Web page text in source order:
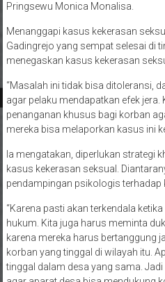
Pringsewu Monica Monalisa.
Menanggapi kasus kekerasan
Gadingrejo yang sempat selesai di
menegaskan kasus kekerasan
“Masalah ini tidak bisa ditoleransi,
agar pelaku mendapatkan efek
penanganan khusus bagi korban
mereka bisa melaporkan kasus ini
Ia mengatakan, diperlukan strategi
kasus kekerasan seksual.
pendampingan psikologis terhadap
“Karena pasti akan terkendala
hukum. Kita juga harus meminta
karena mereka harus bertanggung
korban yang tinggal di wilayah itu.
tinggal dalam desa yang sama.